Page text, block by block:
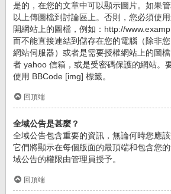
是的，在您的文章中可以顯示圖片。如果
以上傳圖檔到討論區上。否則，您必須使
開網站上的圖檔，例如：http://
而不能直接連結到儲存在您的電腦（除非
網站伺服器）或者是需要授權網站上的圖
者 yahoo 信箱，或是受密碼保護的網站。
使用 BBCode [img] 標籤。
回頂端
全域公告是甚麼？
全域公告包含重要的資訊，無論何時您應該
它們將顯示在每個版面的最頂端和包含您
域公告的權限由管理員授予。
回頂端